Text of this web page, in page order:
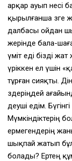
арқар ауып несі
қырылғанша
далбасы ойдан
жерінде бала-
үміт еді бізді
үріккен ел үшін
тұрған сияқты.
өздеріңдей
деуші едім.
Мүмкіндіктерің
ермегендерің
шықпай жатып
болады? Ертең